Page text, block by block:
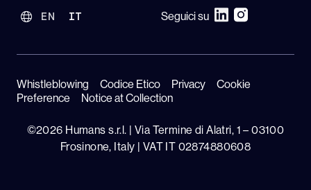
EN IT Seguici su
©2026 Humans s.r.l. | Via Termine di Alatri, 1 – 03100
Frosinone, Italy | VAT IT 02874880608
Whistleblowing Codice Etico Privacy
Cookie
Preference
Notice at Collection